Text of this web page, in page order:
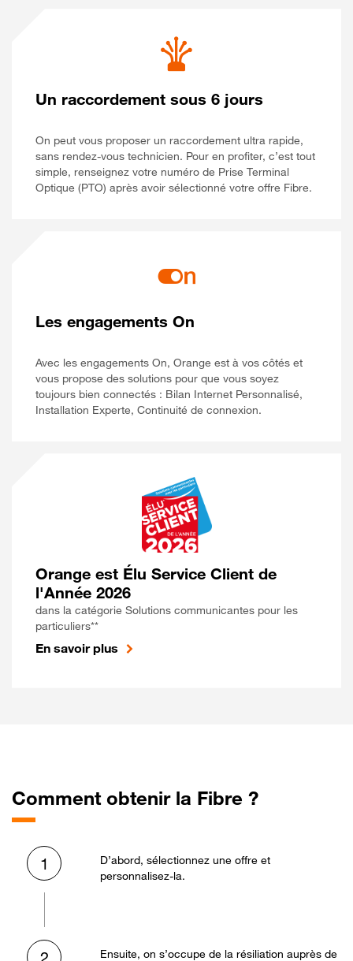
Un raccordement sous 6 jours
On peut vous proposer un raccordement ultra rapide,
sans rendez-vous technicien. Pour en profiter, c’est tout
simple, renseignez votre numéro de Prise Terminal
Optique (PTO) après avoir sélectionné votre offre Fibre.
Les engagements On
Avec les engagements On, Orange est à vos côtés et
vous propose des solutions pour que vous soyez
toujours bien connectés : Bilan Internet Personnalisé,
Installation Experte, Continuité de connexion.
Orange est Élu Service Client de
l'Année 2026
dans la catégorie Solutions communicantes pour les
particuliers**
En savoir plus
Comment obtenir la Fibre ?
1
D’abord, sélectionnez une offre et
personnalisez-la.
Ensuite, on s’occupe de la résiliation auprès de